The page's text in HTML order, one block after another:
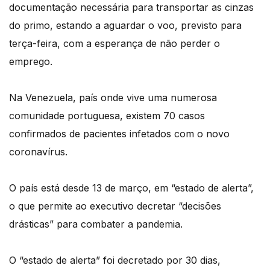
documentação necessária para transportar as cinzas
do primo, estando a aguardar o voo, previsto para
terça-feira, com a esperança de não perder o
emprego.
Na Venezuela, país onde vive uma numerosa
comunidade portuguesa, existem 70 casos
confirmados de pacientes infetados com o novo
coronavírus.
O país está desde 13 de março, em “estado de alerta”,
o que permite ao executivo decretar “decisões
drásticas” para combater a pandemia.
O “estado de alerta” foi decretado por 30 dias,